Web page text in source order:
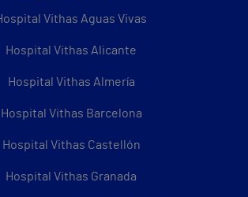
Vithas Aguas Vivas
Hospital Vithas Alicante
Hospital Vithas Almería
Hospital Vithas Barcelona
Hospital Vithas Castellón
Hospital Vithas Granada